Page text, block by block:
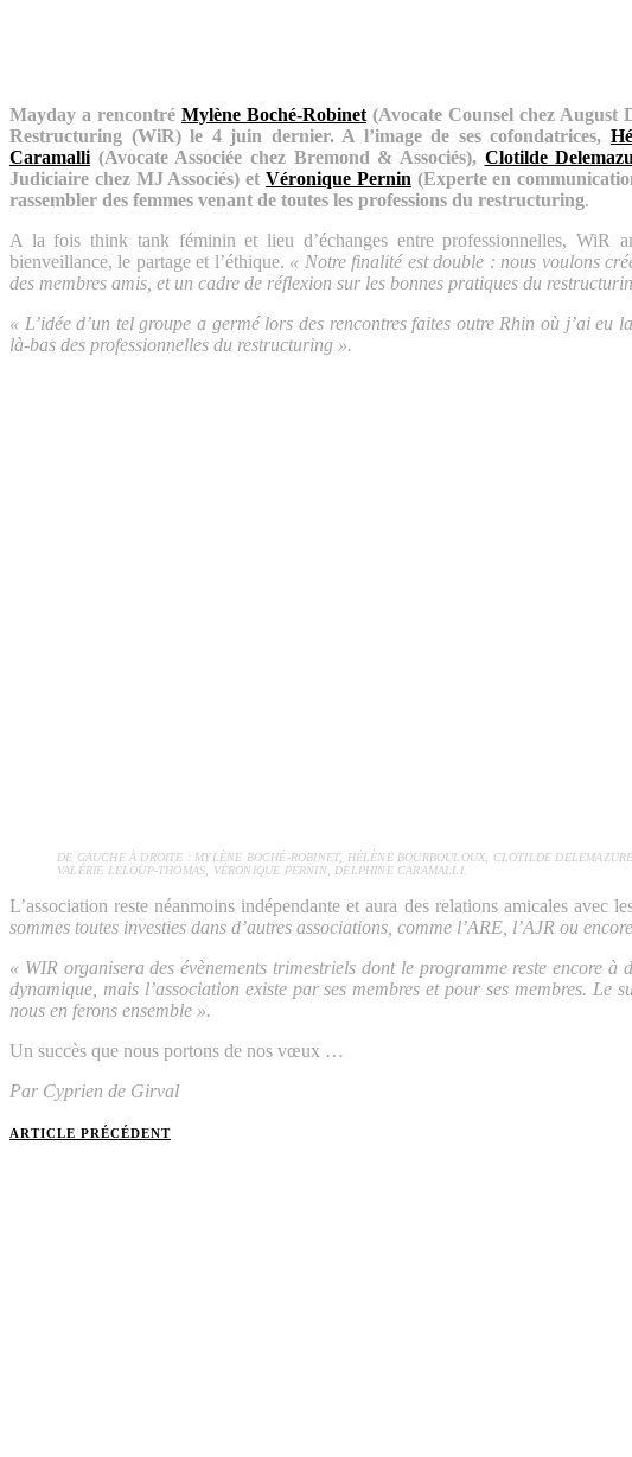
Mayday a rencontré Mylène Boché-Robinet (Avocate Counsel chez August
Restructuring (WiR) le 4 juin dernier. A l’image de ses cofondatrices,
Caramalli (Avocate Associée chez Bremond & Associés), Clotilde
Judiciaire chez MJ Associés) etVéronique Pernin (Experte en
rassembler des femmes venant de toutes les professions du restructuring.
A la fois think tank féminin et lieu d’échanges entre professionnelles, WiR
bienveillance, le partage et l’éthique. « Notre finalité est double : nous voulons
des membres amis, et un cadre de réflexion sur les bonnes pratiques du
« L’idée d’un tel groupe a germé lors des rencontres faites outre Rhin où j’ai eu
là-bas des professionnelles du restructuring ».
DE GAUCHE À DROITE : MYLÈNE BOCHÉ-ROBINET, HÉLÈNE BOURBOULOUX, CLOTILDE DELEMAZURE,
VALÉRIE LELOUP-THOMAS, VÉRONIQUE PERNIN, DELPHINE CARAMALLI.
L’association reste néanmoins indépendante et aura des relations amicales avec
sommes toutes investies dans d’autres associations, comme l’ARE, l’AJR ou
« WIR organisera des évènements trimestriels dont le programme reste encore
dynamique, mais l’association existe par ses membres et pour ses membres.
nous en ferons ensemble ».
Un succès que nous portons de nos vœux …
Par Cyprien de Girval
ARTICLE PRÉCÉDENT